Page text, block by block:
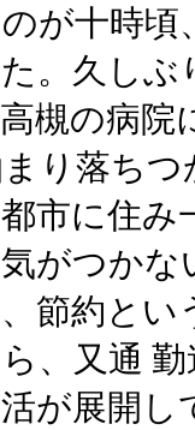
が十時
。久しぶ
槻の病院
り落ち
市に住
がつか
節約とい
、又通
が展開し